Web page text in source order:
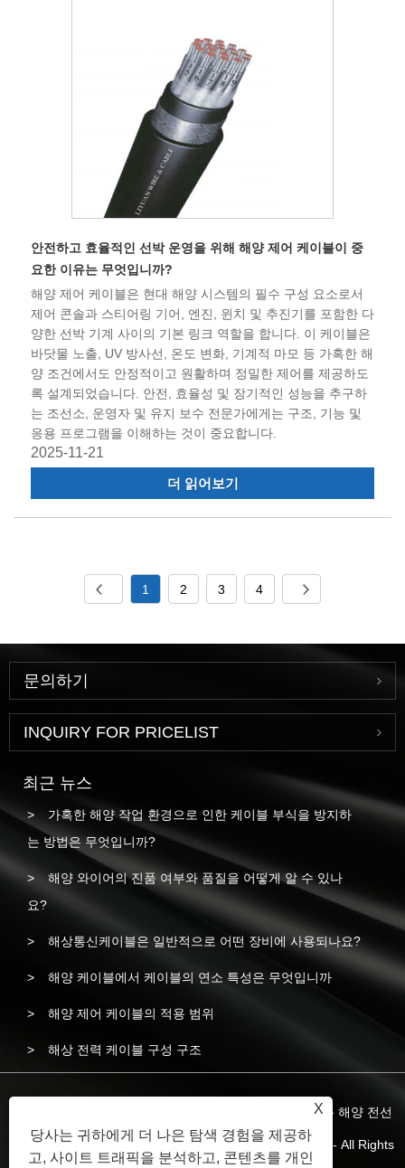
안전하고 효율적인 선박 운영을 위해 해양 제어 케이블이 중
요한 이유는 무엇입니까?
해양 제어 케이블은 현대 해양 시스템의 필수 구성 요소로서
제어 콘솔과 스티어링 기어, 엔진, 윈치 및 추진기를 포함한 다
양한 선박 기계 사이의 기본 링크 역할을 합니다. 이 케이블은
바닷물 노출, UV 방사선, 온도 변화, 기계적 마모 등 가혹한 해
양 조건에서도 안정적이고 원활하며 정밀한 제어를 제공하도
록 설계되었습니다. 안전, 효율성 및 장기적인 성능을 추구하
는 조선소, 운영자 및 유지 보수 전문가에게는 구조, 기능 및
응용 프로그램을 이해하는 것이 중요합니다.
2025-11-21
더 읽어보기
1 2 3 4
문의하기
INQUIRY FOR PRICELIST
최근 뉴스
가혹한 해양 작업 환경으로 인한 케이블 부식을 방지하
는 방법은 무엇입니까?
해양 와이어의 진품 여부와 품질을 어떻게 알 수 있나
요?
해상통신케이블은 일반적으로 어떤 장비에 사용되나요?
해양 케이블에서 케이블의 연소 특성은 무엇입니까
해양 제어 케이블의 적용 범위
해상 전력 케이블 구성 구조
저작권 © 2023 Yangzhou Liyuan Wire & Cable Co.,Ltd. - 해양 전선
및 케이블, 해양 전력 케이블, 해양 저연 할로겐 프리 전선 - All Rights
X
당사는 귀하에게 더 나은 탐색 경험을 제공하
고, 사이트 트래픽을 분석하고, 콘텐츠를 개인